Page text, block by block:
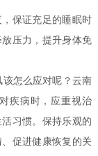
保证充足的睡眠时
压力，提升身体免
怎么应对呢？云南
疾病时，应重视治
习惯。保持乐观的
促进健康恢复的关